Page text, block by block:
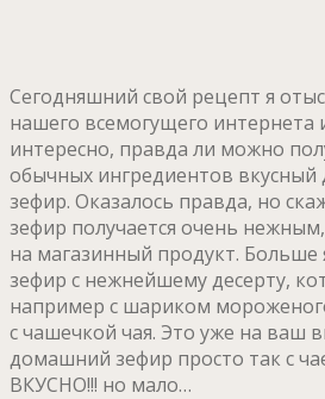
Сегодняшний свой рецепт я
нашего всемогущего интернета
интересно, правда ли можно
обычных ингредиентов
зефир. Оказалось правда, но
зефир получается очень
на магазинный продукт. Больше
зефир с нежнейшему десерту,
например с шариком
с чашечкой чая. Это уже на ваш
домашний зефир просто так с
ВКУСНО!!! но мало…